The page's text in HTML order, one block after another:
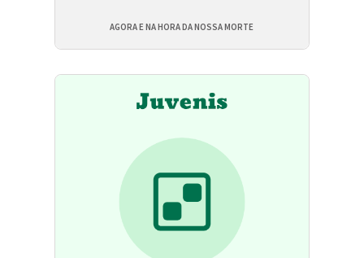
AGORA E NA HORA DA NOSSA MORTE